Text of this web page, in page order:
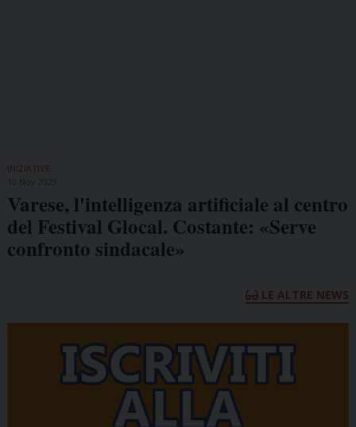
INIZIATIVE
Varese, l'intelligenza artificiale al centro
del Festival Glocal. Costante: «Serve
confronto sindacale»
LE ALTRE NEWS